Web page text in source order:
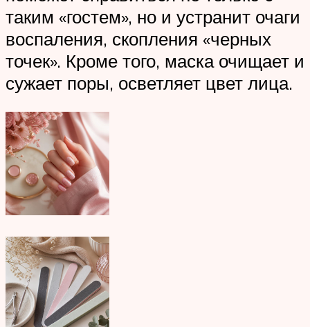
таким «гостем», но и устранит очаги
воспаления, скопления «черных
точек». Кроме того, маска очищает и
сужает поры, осветляет цвет лица.